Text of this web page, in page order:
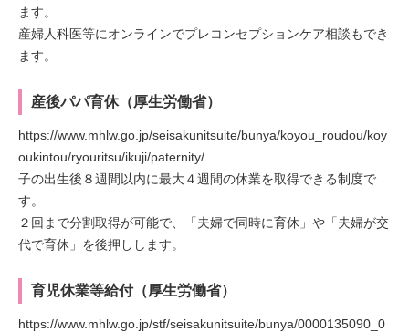
ます。
産婦人科医等にオンラインでプレコンセプションケア相談もでき
ます。
産後パパ育休（厚生労働省）
https://www.mhlw.go.jp/seisakunitsuite/bunya/koyou_roudou/koy
oukintou/ryouritsu/ikuji/paternity/
子の出生後８週間以内に最大４週間の休業を取得できる制度で
す。
２回まで分割取得が可能で、「夫婦で同時に育休」や「夫婦が交
代で育休」を後押しします。
育児休業等給付（厚生労働省）
https://www.mhlw.go.jp/stf/seisakunitsuite/bunya/0000135090_0